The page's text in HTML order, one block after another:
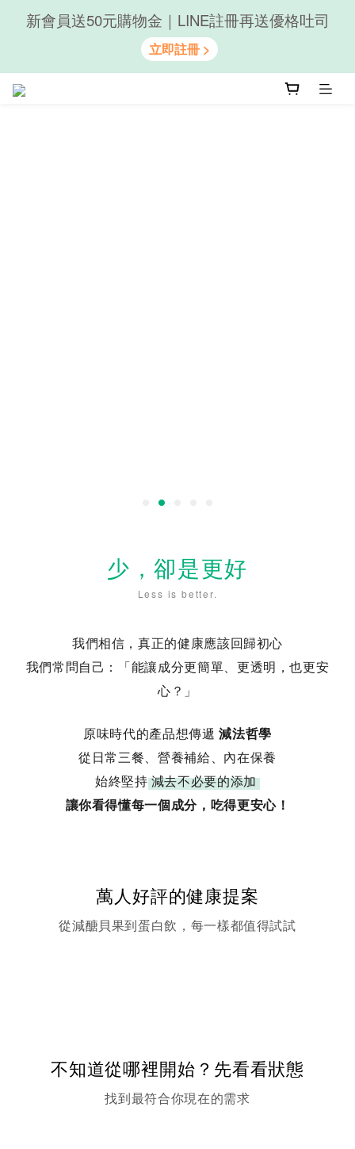
隨心享受｜貝果任選6組$899
少，卻是更好
Less is better.
我們相信，真正的健康應該回歸初心
我們常問自己：「能讓成分更簡單、更透明，也更安
心？」
原味時代的產品想傳遞減法哲學
從日常三餐、營養補給、內在保養
始終堅持 減去不必要的添加
讓你看得懂每一個成分，吃得更安心！
萬人好評的健康提案
從減醣貝果到蛋白飲，每一樣都值得試試
不知道從哪裡開始？先看看狀態
找到最符合你現在的需求